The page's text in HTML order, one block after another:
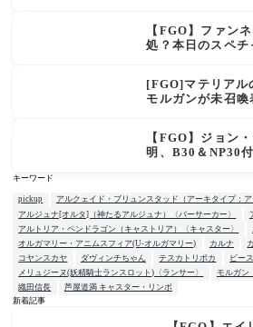
【FGO】ファン
処？本日のスペ
[FGO]マテリアル
モルガンが未召喚
【FGO】ジョン
明、B30＆NP30
キーワード
pickup アルクェイド・ブリュンスタッド（アーキタイプ：ア
アルジュナ[オルタ]（神たるアルジュナ）〈バーサーカー〉
アルトリア・ペンドラゴン（キャストリア）〈キャスター〉
オルガマリー・アニムスフィア(U-オルガマリー)
カルナ
コヤンスカヤ
ダヴィンチちゃん テスカトリポカ ビー
メリュジーヌ(妖精騎士ランスロット)〈ランサー〉
モルガン
織田信長
芦屋道満 キャスター・リンボ
新着記事